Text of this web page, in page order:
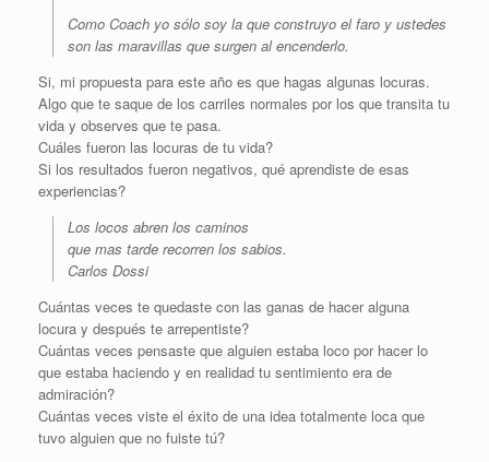
Como Coach yo sólo soy la que construyo el faro y ustedes
son las maravillas que surgen al encenderlo.
Si, mi propuesta para este año es que hagas algunas locuras.
Algo que te saque de los carriles normales por los que transita tu
vida y observes que te pasa.
Cuáles fueron las locuras de tu vida?
Si los resultados fueron negativos, qué aprendiste de esas
experiencias?
Los locos abren los caminos
que mas tarde recorren los sabios.
Carlos Dossi
Cuántas veces te quedaste con las ganas de hacer alguna
locura y después te arrepentiste?
Cuántas veces pensaste que alguien estaba loco por hacer lo
que estaba haciendo y en realidad tu sentimiento era de
admiración?
Cuántas veces viste el éxito de una idea totalmente loca que
tuvo alguien que no fuiste tú?